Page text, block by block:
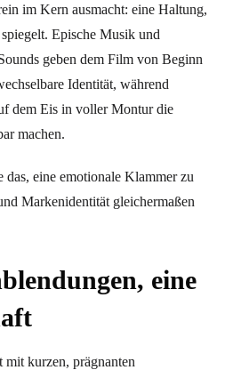
im Kern ausmacht: eine Haltung,
Epische Musik und
geben dem Film von Beginn
Identität, während
dem Eis in voller Montur die
machen.
das, eine emotionale Klammer zu
Markenidentität gleichermaßen
eine
kurzen, prägnanten